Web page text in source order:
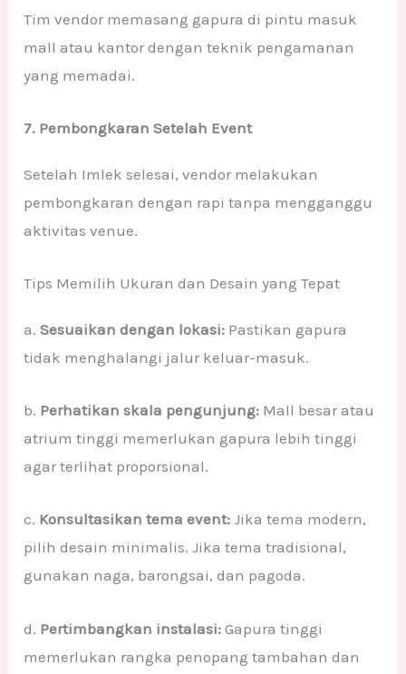
Tim vendor memasang gapura di pintu masuk
mall atau kantor dengan teknik pengamanan
yang memadai.
7. Pembongkaran Setelah Event
Setelah Imlek selesai, vendor melakukan
pembongkaran dengan rapi tanpa mengganggu
aktivitas venue.
Tips Memilih Ukuran dan Desain yang Tepat
a.Sesuaikan dengan lokasi: Pastikan gapura
tidak menghalangi jalur keluar-masuk.
b. Perhatikan skala pengunjung: Mall besar atau
atrium tinggi memerlukan gapura lebih tinggi
agar terlihat proporsional.
c. Konsultasikan tema event: Jika tema modern,
pilih desain minimalis. Jika tema tradisional,
gunakan naga, barongsai, dan pagoda.
d. Pertimbangkan instalasi: Gapura tinggi
memerlukan rangka penopang tambahan dan